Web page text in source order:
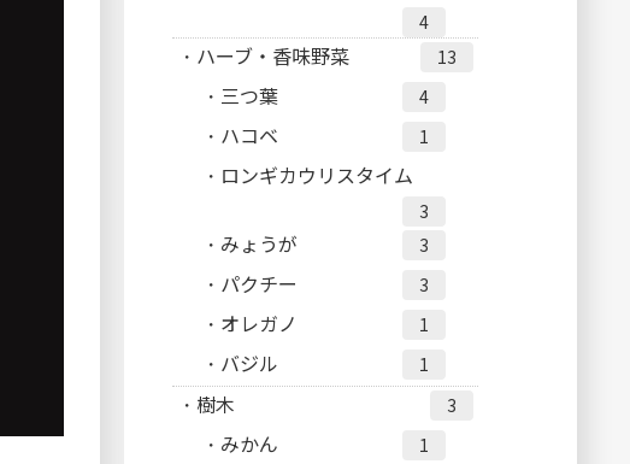
4
ハーブ・香味野菜 13
三つ葉 4
ハコベ 1
ロンギカウリスタイム
3
みょうが 3
パクチー 3
オレガノ 1
バジル 1
樹木 3
みかん 1